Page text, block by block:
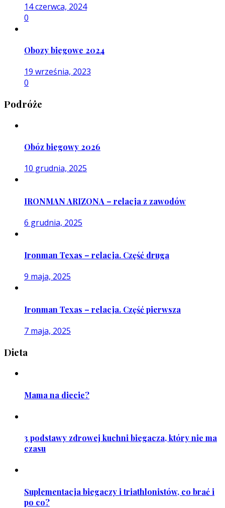
14 czerwca, 2024
0
Obozy biegowe 2024
19 września, 2023
0
Podróże
Obóz biegowy 2026
10 grudnia, 2025
IRONMAN ARIZONA – relacja z zawodów
6 grudnia, 2025
Ironman Texas – relacja. Część druga
9 maja, 2025
Ironman Texas – relacja. Część pierwsza
7 maja, 2025
Dieta
Mama na diecie?
3 podstawy zdrowej kuchni biegacza, który nie ma
czasu
Suplementacja biegaczy i triathlonistów, co brać i
po co?